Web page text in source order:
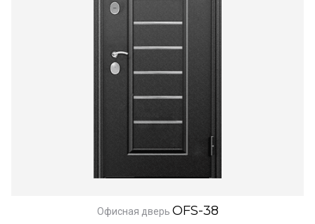
Офисная дверь OFS-38